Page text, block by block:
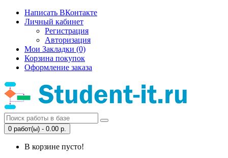
Написать ВКонтакте
Личный кабинет
Регистрация
Авторизация
Мои Закладки (0)
Корзина покупок
Оформление заказа
0 работ(ы) - 0.00 р.
В корзине пусто!